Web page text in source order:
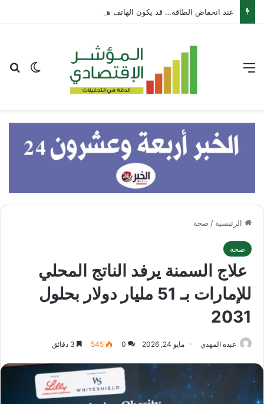
عند انخفاض الطاقة… قد يكون الهاتف هو الحل
الوضع
الرئيسية / صحة
صحة
علاج السمنة يرفد الناتج المحلي
للإمارات بـ 51 مليار دولار بحلول
2031
عبده المهدي مايو 24, 2026 0
545